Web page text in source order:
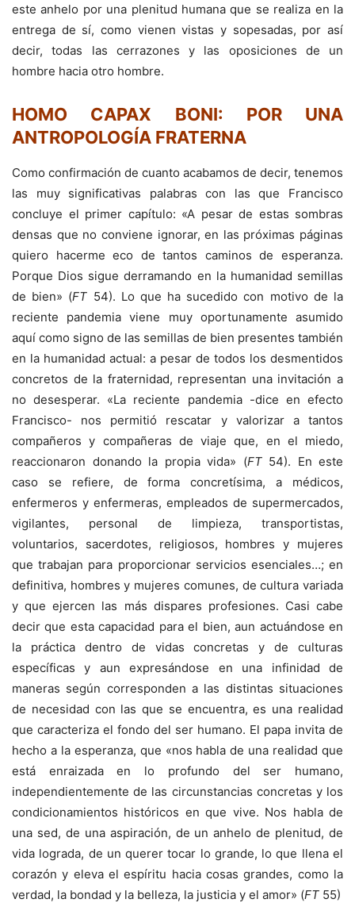
este anhelo por una plenitud humana que se realiza en la
entrega de sí, como vienen vistas y sopesadas, por así
decir, todas las cerrazones y las oposiciones de un
hombre hacia otro hombre.
HOMO CAPAX BONI: POR UNA
ANTROPOLOGÍA FRATERNA
Como confirmación de cuanto acabamos de decir, tenemos
las muy significativas palabras con las que Francisco
concluye el primer capítulo: «A pesar de estas sombras
densas que no conviene ignorar, en las próximas páginas
quiero hacerme eco de tantos caminos de esperanza.
Porque Dios sigue derramando en la humanidad semillas
de bien» (FT 54). Lo que ha sucedido con motivo de la
reciente pandemia viene muy oportunamente asumido
aquí como signo de las semillas de bien presentes también
en la humanidad actual: a pesar de todos los desmentidos
concretos de la fraternidad, representan una invitación a
no desesperar. «La reciente pandemia -dice en efecto
Francisco- nos permitió rescatar y valorizar a tantos
compañeros y compañeras de viaje que, en el miedo,
reaccionaron donando la propia vida» (FT54). En este
caso se refiere, de forma concretísima, a médicos,
enfermeros y enfermeras, empleados de supermercados,
vigilantes, personal de limpieza, transportistas,
voluntarios, sacerdotes, religiosos, hombres y mujeres
que trabajan para proporcionar servicios esenciales…; en
definitiva, hombres y mujeres comunes, de cultura variada
y que ejercen las más dispares profesiones. Casi cabe
decir que esta capacidad para el bien, aun actuándose en
la práctica dentro de vidas concretas y de culturas
específicas y aun expresándose en una infinidad de
maneras según corresponden a las distintas situaciones
de necesidad con las que se encuentra, es una realidad
que caracteriza el fondo del ser humano. El papa invita de
hecho a la esperanza, que «nos habla de una realidad que
está enraizada en lo profundo del ser humano,
independientemente de las circunstancias concretas y los
condicionamientos históricos en que vive. Nos habla de
una sed, de una aspiración, de un anhelo de plenitud, de
vida lograda, de un querer tocar lo grande, lo que llena el
corazón y eleva el espíritu hacia cosas grandes, como la
verdad, la bondad y la belleza, la justicia y el amor» (FT 55)